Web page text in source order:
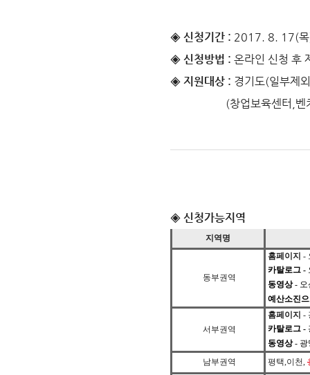
◈ 신청기간 : 2017. 8. 17(목
◈ 신청방법 : 온라인 신청 후
◈ 지원대상 : 경기도(일부제
(창업보육센터,벤처집
◈ 신청가능지역
지역명
동부권역
홈페이지 -
카탈로그 -
동영상- 오
예산소진
서부권역
홈페이지 -
카탈로그 -
동영상- 광
남부권역
평택,이천,